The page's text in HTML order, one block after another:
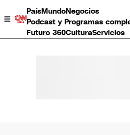
PaísMundoNegocios
Podcast y Programas
Futuro 360CulturaServicios